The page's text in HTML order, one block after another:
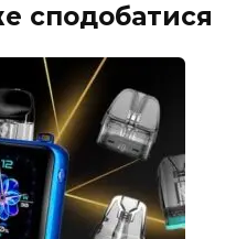
сподобатися